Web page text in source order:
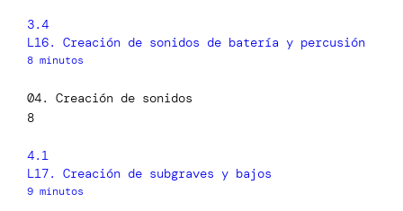
3.4
L16. Creación de sonidos de batería y percusión
8 minutos
04. Creación de sonidos
8
4.1
L17. Creación de subgraves y bajos
9 minutos